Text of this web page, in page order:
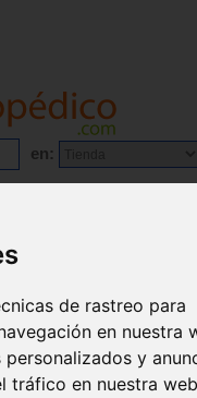
de rastreo para
en nuestra
y
tráfico en nuestra
en: